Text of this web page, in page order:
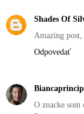
Shades Of
Amazing
Odpovedať
O znacke som